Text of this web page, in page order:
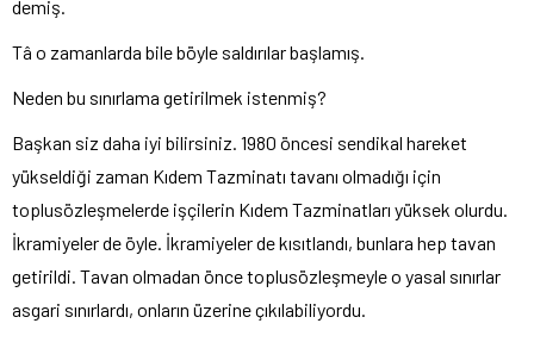
demiş.
Tâ o zamanlarda bile böyle saldırılar başlamış.
Neden bu sınırlama getirilmek istenmiş?
Başkan siz daha iyi bilirsiniz. 1980 öncesi sendikal hareket
yükseldiği zaman Kıdem Tazminatı tavanı olmadığı için
toplusözleşmelerde işçilerin Kıdem Tazminatları yüksek olurdu.
İkramiyeler de öyle. İkramiyeler de kısıtlandı, bunlara hep tavan
getirildi. Tavan olmadan önce toplusözleşmeyle o yasal sınırlar
asgari sınırlardı, onların üzerine çıkılabiliyordu.